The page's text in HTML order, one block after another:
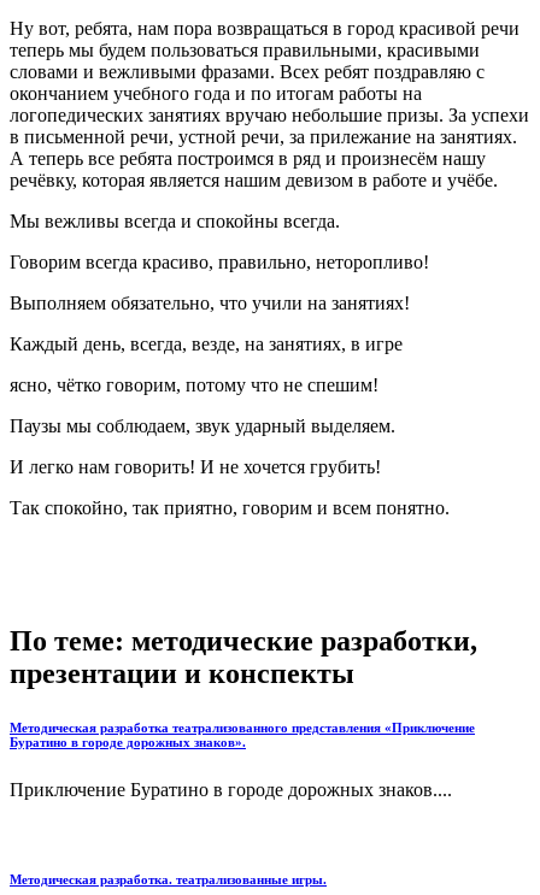
Ну вот, ребята, нам пора возвращаться в город красивой речи
теперь мы будем пользоваться правильными, красивыми
словами и вежливыми фразами. Всех ребят поздравляю с
окончанием учебного года и по итогам работы на
логопедических занятиях вручаю небольшие призы. За успехи
в письменной речи, устной речи, за прилежание на занятиях.
А теперь все ребята построимся в ряд и произнесём нашу
речёвку, которая является нашим девизом в работе и учёбе.
Мы вежливы всегда и спокойны всегда.
Говорим всегда красиво, правильно, неторопливо!
Выполняем обязательно, что учили на занятиях!
Каждый день, всегда, везде, на занятиях, в игре
ясно, чётко говорим, потому что не спешим!
Паузы мы соблюдаем, звук ударный выделяем.
И легко нам говорить! И не хочется грубить!
Так спокойно, так приятно, говорим и всем понятно.
По теме: методические разработки,
презентации и конспекты
Методическая разработка театрализованного представления «Приключение
Буратино в городе дорожных знаков».
Приключение Буратино в городе дорожных знаков....
Методическая разработка. театрализованные игры.